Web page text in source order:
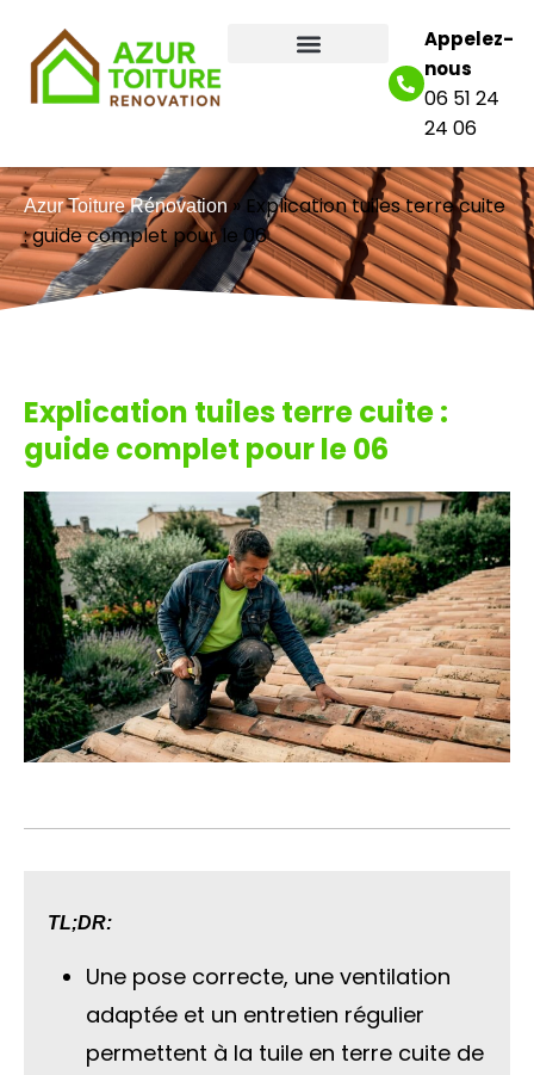
Appelez-
nous
06 51 24
24 06
Azur Toiture Rénovation» Explication tuiles terre cuite
: guide complet pour le 06
Explication tuiles terre cuite :
guide complet pour le 06
TL;DR:
Une pose correcte, une ventilation
adaptée et un entretien régulier
permettent à la tuile en terre cuite de